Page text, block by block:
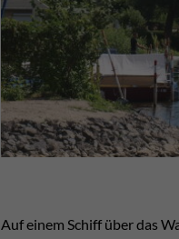
Auf einem Schiff über das